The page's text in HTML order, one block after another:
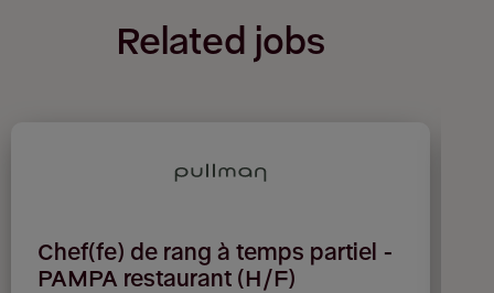
Related jobs
Chef(fe) de rang à temps partiel -
PAMPA restaurant (H/F)